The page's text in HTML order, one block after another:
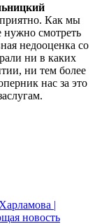
Как мы
нужно смотреть
недооценка со
ни в каких
ни тем более
нас за это
|
новость